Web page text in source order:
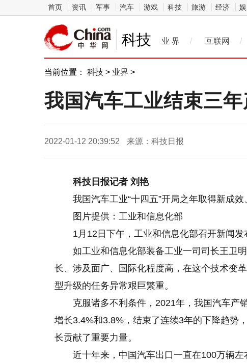
首页 资讯 军事 汽车 游戏 科技 旅游 经济
科技 业 界 / 互联网 /
当前位置： 科技 > 业界 >
我国汽车工业结束三
2022-01-12 20:39:52 来源：科技日报
科技日报记者 刘艳
我国汽车工业“十四五”开局之年取得新成效
图片提供：工业和信息化部
1月12日下午，工业和信息化部召开新闻
如工业和信息化部装备工业一司司长王卫
长、涉及面广、国际化程度高，在这个技术变
型升级的任务异常艰巨繁重。
克服诸多不利条件，2021年，我国汽车产
增长3.4%和3.8%，结束了连续3年的下降趋势
长贡献了重要力量。
近十年来，中国汽车出口一直在100万辆